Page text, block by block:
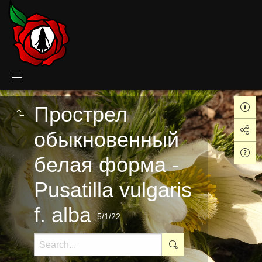
Прострел
обыкновенный
белая форма -
Pusatilla vulgaris
f. alba5/1/22